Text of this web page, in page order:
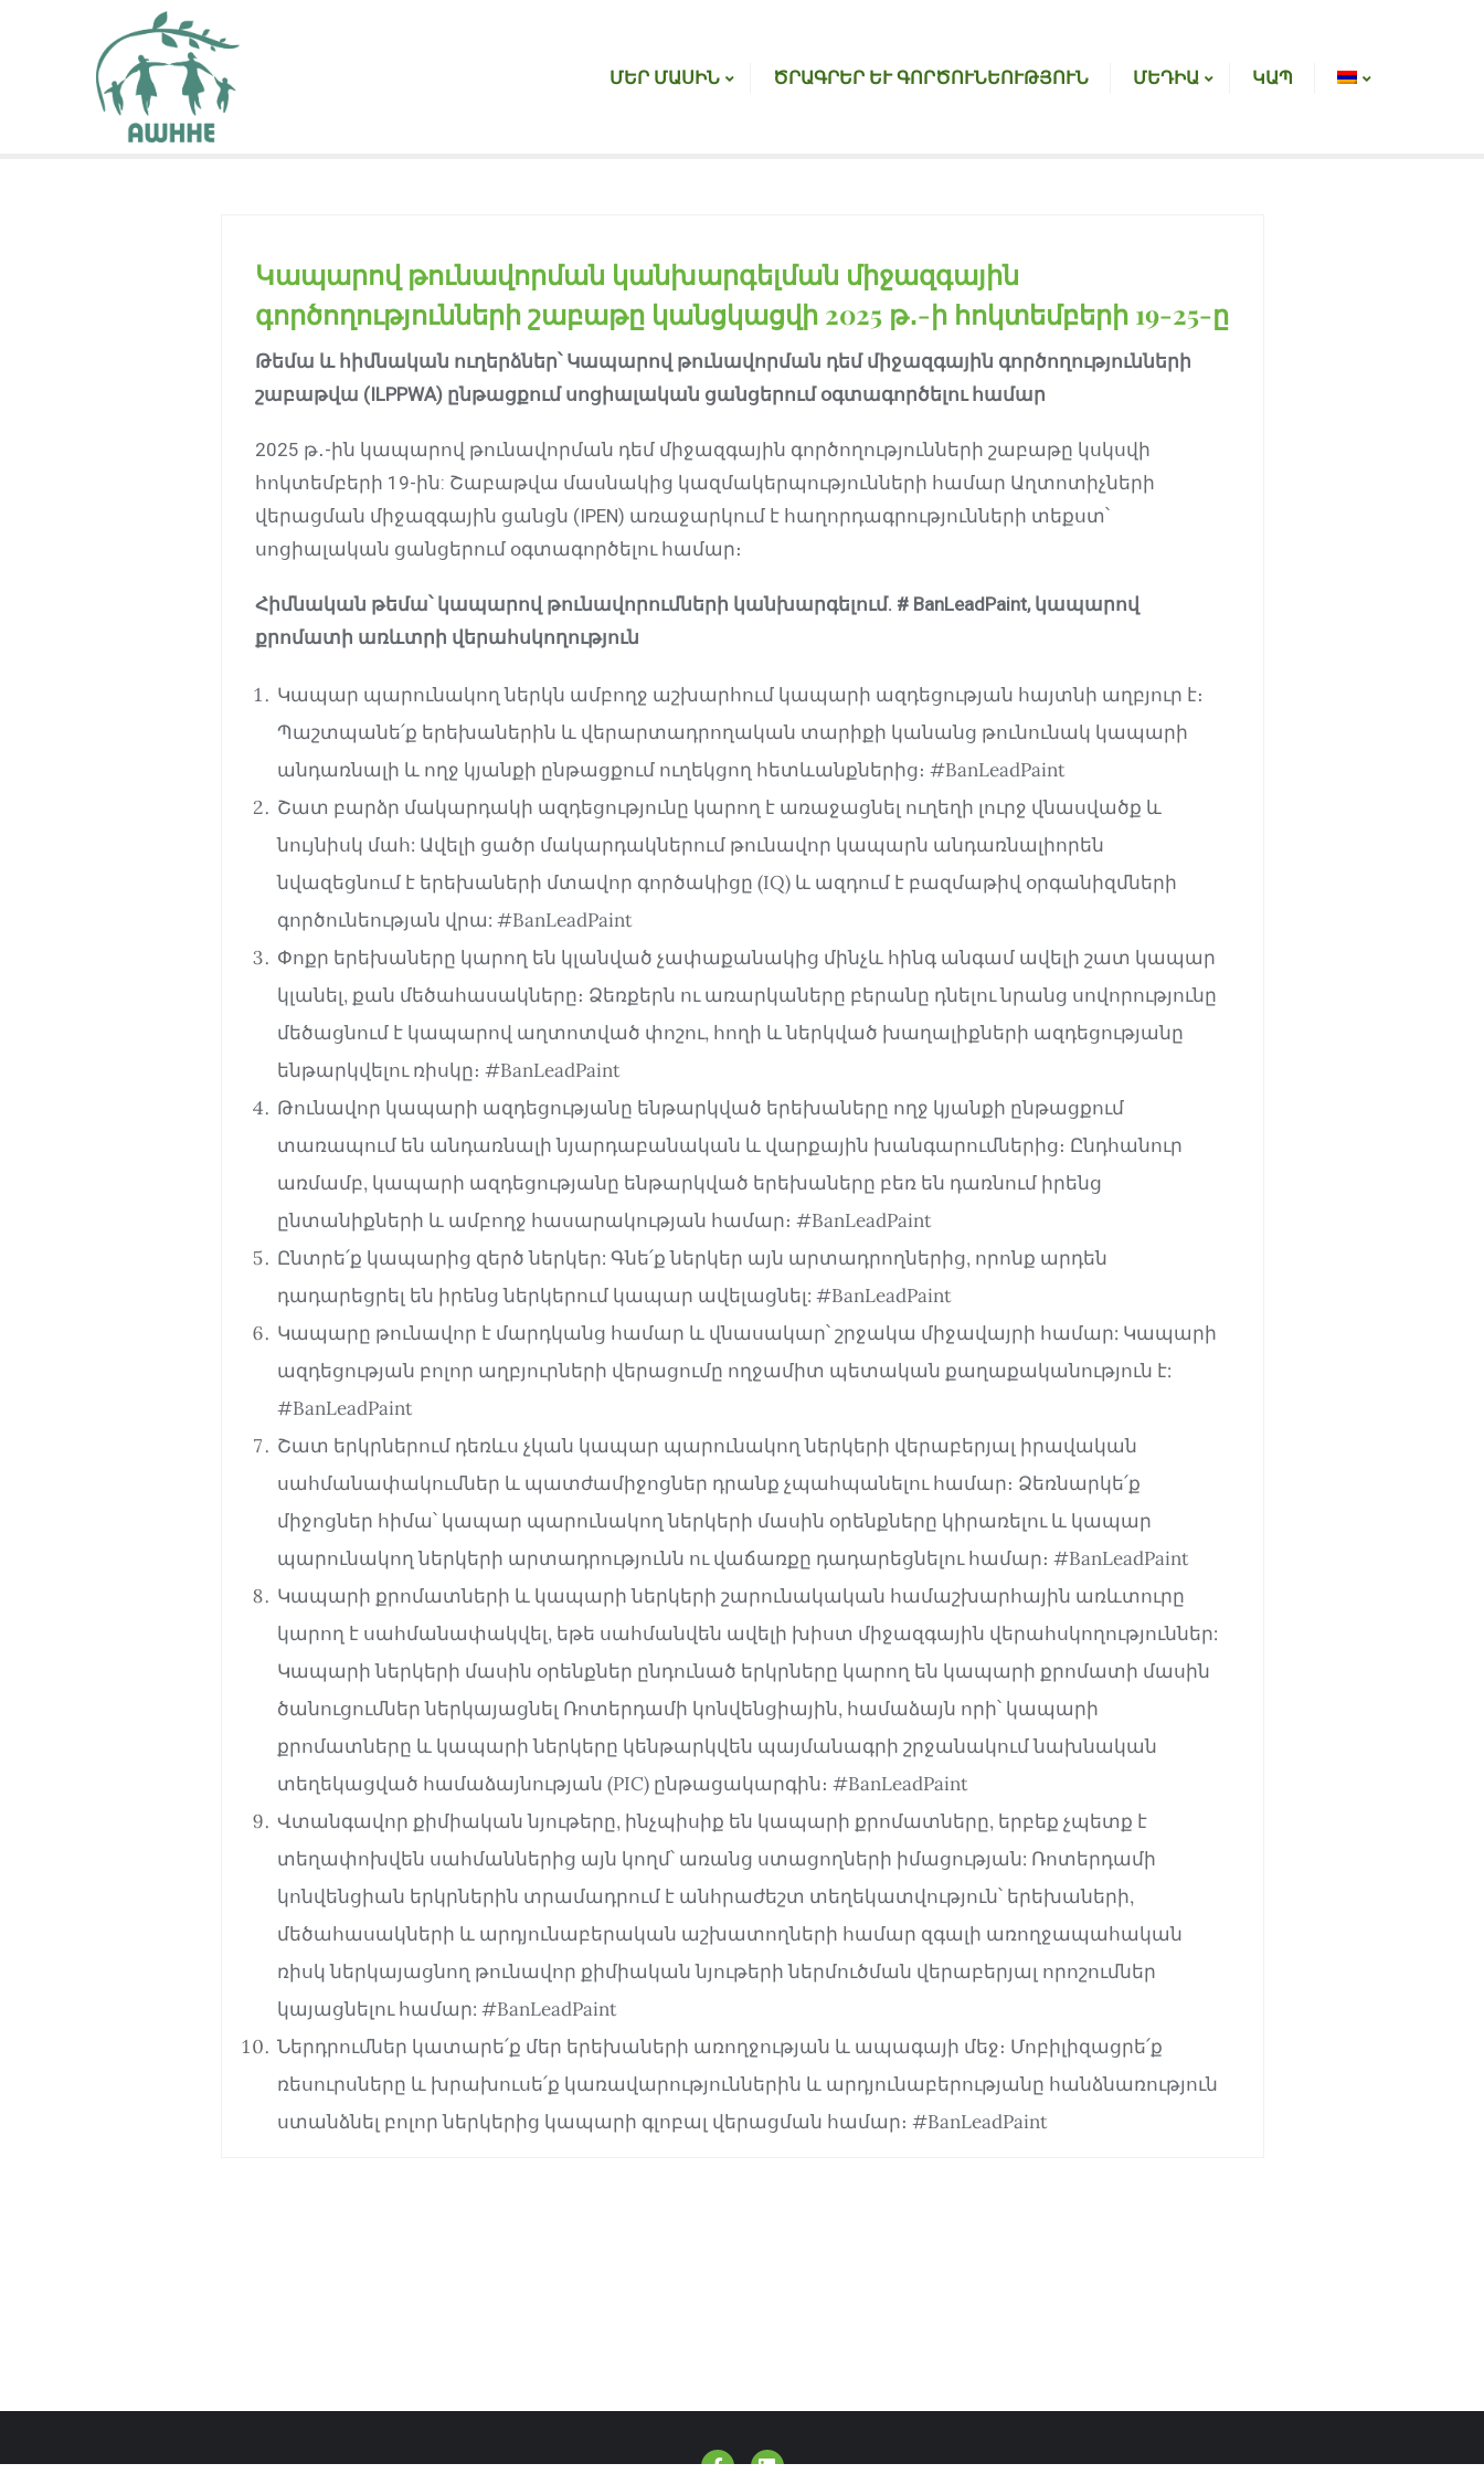
ՄԵՐ ՄԱՍԻՆ ԾՐԱԳՐԵՐ ԵՒ ԳՈՐԾՈՒՆԵՈՒԹՅՈՒՆ ՄԵԴԻԱ ԿԱՊ
Կապարով թունավորման կանխարգելման միջազգային
գործողությունների շաբաթը կանցկացվի 2025 թ․-ի հոկտեմբերի 19-25-ը
Թեմա և հիմնական ուղերձներ՝Կապարով թունավորման դեմ միջազգային գործողությունների
շաբաթվա (ILPPWA) ընթացքում սոցիալական ցանցերում օգտագործելուհամար
2025 թ․-ին կապարով թունավորման դեմ միջազգային գործողությունների շաբաթը կսկսվի
հոկտեմբերի 19-ին: Շաբաթվա մասնակից կազմակերպությունների համար Աղտոտիչների
վերացման միջազգային ցանցն (IPEN) առաջարկում է հաղորդագրությունների տեքստ՝
սոցիալական ցանցերում օգտագործելու համար։
Հիմնական թեմա՝ կապարով թունավորումների կանխարգելում. # BanLeadPaint,կապարով
քրոմատի առևտրի վերահսկողություն
Կապար պարունակող ներկն ամբողջ աշխարհում կապարի ազդեցության հայտնի աղբյուր է։
Պաշտպանե՛ք երեխաներին և վերարտադրողական տարիքի կանանց թունունակ կապարի
անդառնալի և ողջ կյանքի ընթացքում ուղեկցող հետևանքներից։ #BanLeadPaint
Շատ բարձր մակարդակի ազդեցությունը կարող է առաջացնել ուղեղի լուրջ վնասվածք և
նույնիսկ մահ: Ավելի ցածր մակարդակներում թունավոր կապարն անդառնալիորեն
նվազեցնում է երեխաների մտավոր գործակիցը (IQ) և ազդում է բազմաթիվ օրգանիզմների
գործունեության վրա: #BanLeadPaint
Փոքր երեխաները կարող են կլանված չափաքանակից մինչև հինգ անգամ ավելի շատ կապար
կլանել, քան մեծահասակները։ Ձեռքերն ու առարկաները բերանը դնելու նրանց սովորությունը
մեծացնում է կապարով աղտոտված փոշու, հողի և ներկված խաղալիքների ազդեցությանը
ենթարկվելու ռիսկը։ #BanLeadPaint
Թունավոր կապարի ազդեցությանը ենթարկված երեխաները ողջ կյանքի ընթացքում
տառապում են անդառնալի նյարդաբանական և վարքային խանգարումներից։ Ընդհանուր
առմամբ, կապարի ազդեցությանը ենթարկված երեխաները բեռ են դառնում իրենց
ընտանիքների և ամբողջ հասարակության համար։ #BanLeadPaint
Ընտրե՛ք կապարից զերծ ներկեր: Գնե՛ք ներկեր այն արտադրողներից, որոնք արդեն
դադարեցրել են իրենց ներկերում կապար ավելացնել: #BanLeadPaint
Կապարը թունավոր է մարդկանց համար և վնասակար՝ շրջակա միջավայրի համար: Կապարի
ազդեցության բոլոր աղբյուրների վերացումը ողջամիտ պետական ​​քաղաքականություն է:
#BanLeadPaint
Շատ երկրներում դեռևս չկան կապար պարունակող ներկերի վերաբերյալ իրավական
սահմանափակումներ և պատժամիջոցներ դրանք չպահպանելու համար։ Ձեռնարկե՛ք
միջոցներ հիմա՝ կապար պարունակող ներկերի մասին օրենքները կիրառելու և կապար
պարունակող ներկերի արտադրությունն ու վաճառքը դադարեցնելու համար։ #BanLeadPaint
Կապարի քրոմատների և կապարի ներկերի շարունակական համաշխարհային առևտուրը
կարող է սահմանափակվել, եթե սահմանվեն ավելի խիստ միջազգային վերահսկողություններ:
Կապարի ներկերի մասին օրենքներ ընդունած երկրները կարող են կապարի քրոմատի մասին
ծանուցումներ ներկայացնել Ռոտերդամի կոնվենցիային, համաձայն որի՝ կապարի
քրոմատները և կապարի ներկերը կենթարկվեն պայմանագրի շրջանակում նախնական
տեղեկացված համաձայնության (PIC) ընթացակարգին։ #BanLeadPaint
Վտանգավոր քիմիական նյութերը, ինչպիսիք են կապարի քրոմատները, երբեք չպետք է
տեղափոխվեն սահմաններից այն կողմ՝ առանց ստացողների իմացության: Ռոտերդամի
կոնվենցիան երկրներին տրամադրում է անհրաժեշտ տեղեկատվություն՝ երեխաների,
մեծահասակների և արդյունաբերական աշխատողների համար զգալի առողջապահական
ռիսկ ներկայացնող թունավոր քիմիական նյութերի ներմուծման վերաբերյալ որոշումներ
կայացնելու համար: #BanLeadPaint
Ներդրումներ կատարե՛ք մեր երեխաների առողջության և ապագայի մեջ։ Մոբիլիզացրե՛ք
ռեսուրսները և խրախուսե՛ք կառավարություններին և արդյունաբերությանը հանձնառություն
ստանձնել բոլոր ներկերից կապարի գլոբալ վերացման համար։ #BanLeadPaint